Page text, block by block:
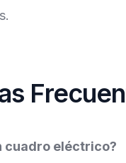
cuadro eléctrico?